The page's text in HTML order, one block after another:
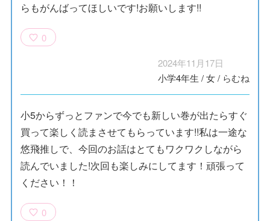
らもがんばってほしいです!お願いします!!
0
2024年11月17日
小学4年生 /女/ らむね
小5からずっとファンで今でも新しい巻が出たらすぐ
買って楽しく読まさせてもらっています!!私は一途な
悠飛推しで、今回のお話はとてもワクワクしながら
読んでいました!次回も楽しみにしてます！頑張って
ください！！
0